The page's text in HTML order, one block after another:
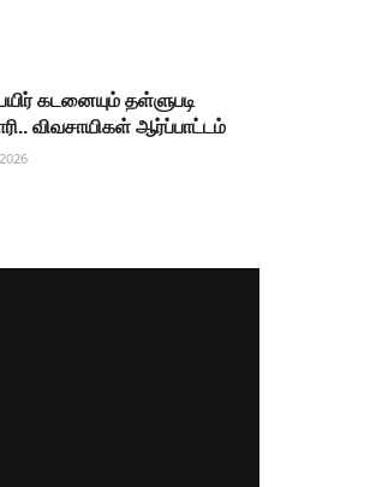
கடனையும் தள்ளுபடி
விவசாயிகள் ஆர்ப்பாட்டம்